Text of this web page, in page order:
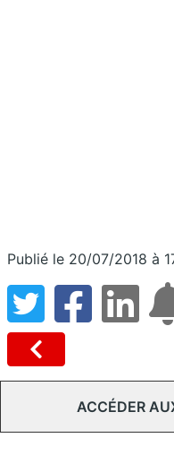
Publié le 20/07/2018 à
ACCÉDER